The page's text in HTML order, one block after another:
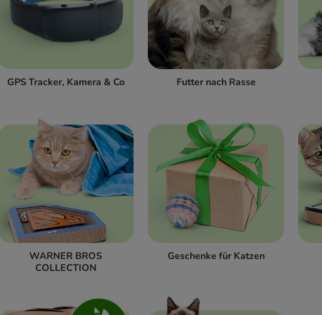
GPS Tracker, Kamera & Co Futter nach Rasse
WARNER BROS
COLLECTION
Geschenke für Katzen